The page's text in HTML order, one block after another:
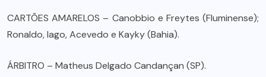
CARTÕES AMARELOS – Canobbio e Freytes (Fluminense);
Ronaldo, Iago, Acevedo e Kayky (Bahia).
ÁRBITRO – Matheus Delgado Candançan (SP).